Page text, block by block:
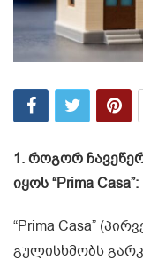
1. როგორ
იყოს “Prima Casa”:
“Prima Casa”
გულისხმობს